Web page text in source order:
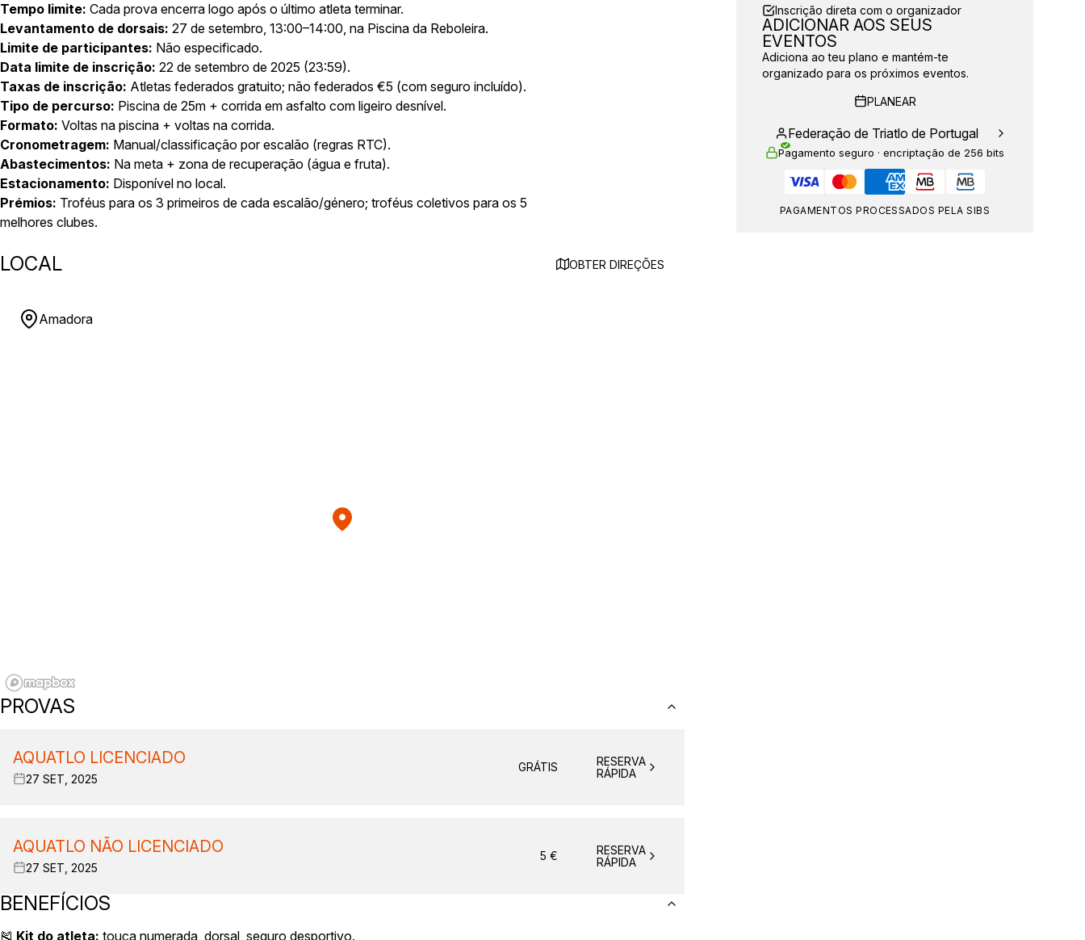
Tempo limite: Cada prova encerra logo após o último atleta terminar.
Levantamento de dorsais: 27 de setembro, 13:00–14:00, na Piscina da Reboleira.
Limite de participantes: Não especificado.
Data limite de inscrição: 22 de setembro de 2025 (23:59).
Taxas de inscrição: Atletas federados gratuito; não federados €5 (com seguro incluído).
Tipo de percurso: Piscina de 25m + corrida em asfalto com ligeiro desnível.
Formato: Voltas na piscina + voltas na corrida.
Cronometragem: Manual/classificação por escalão (regras RTC).
Abastecimentos: Na meta + zona de recuperação (água e fruta).
Estacionamento: Disponível no local.
Prémios: Troféus para os 3 primeiros de cada escalão/género; troféus coletivos para os 5
melhores clubes.
LOCAL OBTER DIREÇÕES
Amadora
PROVAS
AQUATLO LICENCIADO
27 SET, 2025
GRÁTIS
RESERVA
RÁPIDA
AQUATLO NÃO LICENCIADO
27 SET, 2025
5 €
RESERVA
RÁPIDA
BENEFÍCIOS
🎽 Kit do atleta: touca numerada, dorsal, seguro desportivo.
Inscrição direta com o organizador
ADICIONAR AOS SEUS
EVENTOS
Adiciona ao teu plano e mantém-te
organizado para os próximos eventos.
PLANEAR
Federação de Triatlo de Portugal
Pagamento seguro · encriptação de 256 bits
PAGAMENTOS PROCESSADOS PELA SIBS